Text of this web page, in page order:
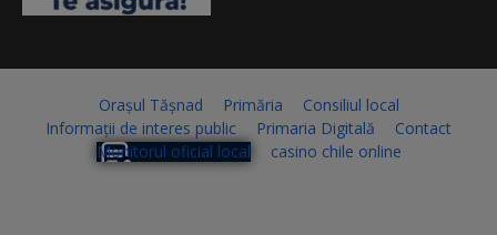
Orașul Tășnad Primăria
Consiliul local
Informații de interes public
Primaria Digitală
Contact
Monitorul oficial local
casino chile online